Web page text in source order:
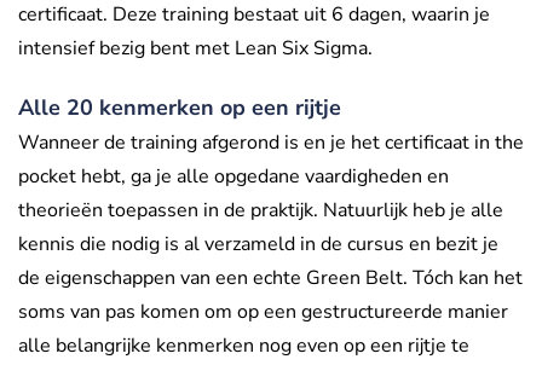
certificaat. Deze training bestaat uit 6 dagen, waarin je
intensief bezig bent met Lean Six Sigma.
Alle 20 kenmerken op een rijtje
Wanneer de training afgerond is en je het certificaat in the
pocket hebt, ga je alle opgedane vaardigheden en
theorieën toepassen in de praktijk. Natuurlijk heb je alle
kennis die nodig is al verzameld in de cursus en bezit je
de eigenschappen van een echte Green Belt. Tóch kan het
soms van pas komen om op een gestructureerde manier
alle belangrijke kenmerken nog even op een rijtje te